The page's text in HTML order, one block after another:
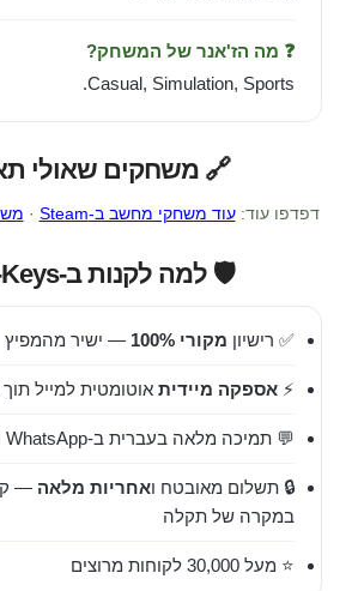
❓ מה הז'אנר של המשחק?
Casual, Simulation, Sports.
🔗 משחקים שאולי
דפדפו עוד:עוד משחקי מחשב ב-Steam ·
🛡️ למה לקנות ב-SE-Keys?
✅ רישיון מקורי 100% — ישיר מהמפיץ
⚡ אספקה מיידית אוטומטית למייל
💬 תמיכה מלאה בעברית ב-WhatsApp ובמייל
🔒 תשלום מאובטח ואחריות מלאה —
במקרה של תקלה
⭐ מעל 30,000 לקוחות מרוצים